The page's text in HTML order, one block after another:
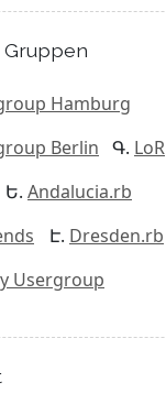
Gruppen
Hamburg
Berlin
LoR
Andalucia.rb
Dresden.rb
Usergroup